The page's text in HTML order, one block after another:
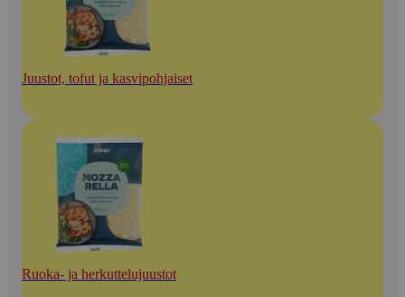
Juustot, tofut ja kasvipohjaiset
Ruoka- ja herkuttelujuustot